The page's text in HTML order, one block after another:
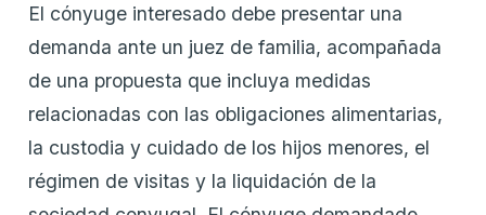
El cónyuge interesado debe presentar una
demanda ante un juez de familia, acompañada
de una propuesta que incluya medidas
relacionadas con las obligaciones alimentarias,
la custodia y cuidado de los hijos menores, el
régimen de visitas y la liquidación de la